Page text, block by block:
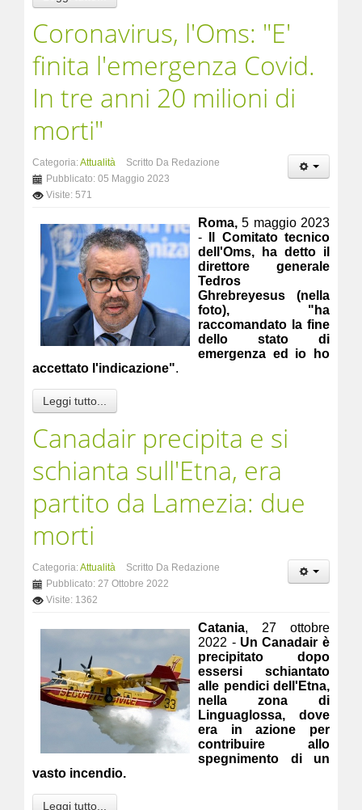
Coronavirus, l'Oms: "E'
finita l'emergenza Covid.
In tre anni 20 milioni di
morti"
Categoria:Attualità
Scritto Da Redazione
Pubblicato: 05 Maggio 2023
Visite: 571
Roma, 5 maggio 2023
-
Il Comitato tecnico
dell'Oms, ha detto il
direttore generale
Tedros
Ghrebreyesus (nella
foto), "ha
raccomandato la fine
dello stato di
emergenza ed io ho
accettato l'indicazione".
Leggi tutto...
Canadair precipita e si
schianta sull'Etna, era
partito da Lamezia: due
morti
Categoria:Attualità
Scritto Da Redazione
Pubblicato: 27 Ottobre 2022
Visite: 1362
Catania, 27 ottobre
2022 - Un Canadair è
precipitato dopo
essersi schiantato
alle pendici dell'Etna,
nella zona di
Linguaglossa, dove
era in azione per
contribuire allo
spegnimento di un
vasto incendio.
Leggi tutto...